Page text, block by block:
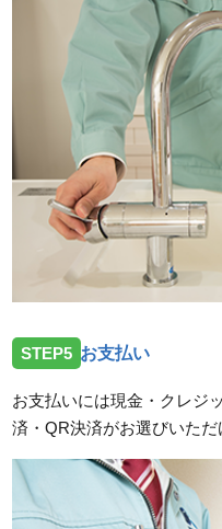
STEP5 お支払い
お支払いには現金・クレジ
済・QR決済がお選びいただ